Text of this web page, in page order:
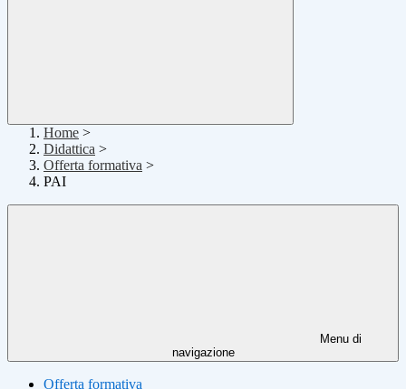
Home >
Didattica >
Offerta formativa >
PAI
Menu di
navigazione
Offerta formativa